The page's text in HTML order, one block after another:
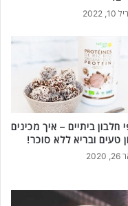
2022
חלבון ביתיים – איך מכינים
טעים ובריא ללא סוכר!